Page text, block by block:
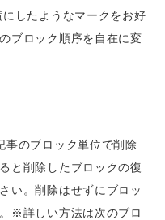
したようなマークをお好
ブロック順序を自在に変
事のブロック単位で削除
と削除したブロックの復
い。削除はせずにブロッ
※詳しい方法は次のブロ